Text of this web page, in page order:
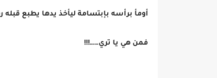
أومأ برأسه بإبتسامة ليأخذ يدها يطبع قبله
فمن هي يا تري……!!!